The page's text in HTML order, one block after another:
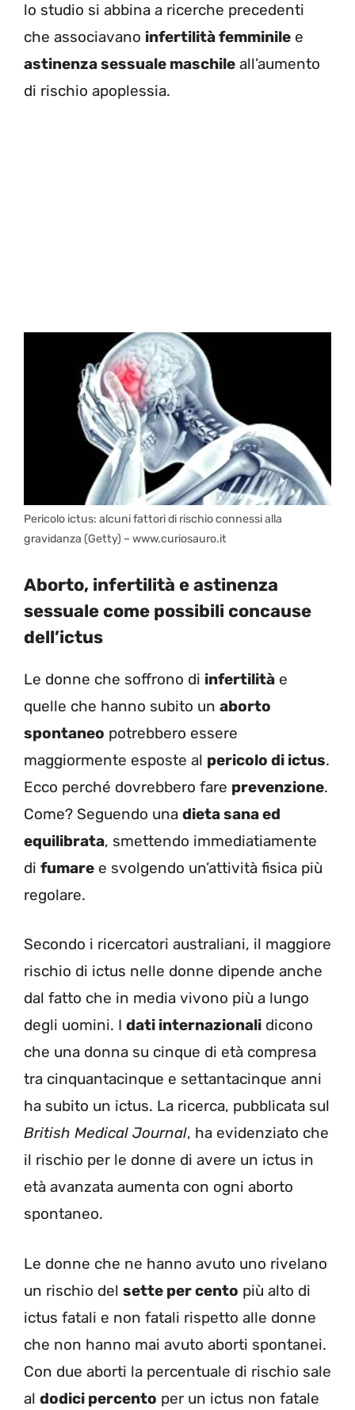
lo studio si abbina a ricerche precedenti
che associavano infertilità femminile e
astinenza sessuale maschile all’aumento
di rischio apoplessia.
Pericolo ictus: alcuni fattori di rischio connessi alla
gravidanza (Getty) – www.curiosauro.it
Aborto, infertilità e astinenza
sessuale come possibili concause
dell’ictus
Le donne che soffrono di infertilità e
quelle che hanno subito un aborto
spontaneo potrebbero essere
maggiormente esposte al pericolo di ictus.
Ecco perché dovrebbero fare prevenzione.
Come? Seguendo una dieta sana ed
equilibrata, smettendo immediatiamente
di fumare e svolgendo un’attività fisica più
regolare.
Secondo i ricercatori australiani, il maggiore
rischio di ictus nelle donne dipende anche
dal fatto che in media vivono più a lungo
degli uomini. I dati internazionali dicono
che una donna su cinque di età compresa
tra cinquantacinque e settantacinque anni
ha subito un ictus. La ricerca, pubblicata sul
British Medical Journal, ha evidenziato che
il rischio per le donne di avere un ictus in
età avanzata aumenta con ogni aborto
spontaneo.
Le donne che ne hanno avuto uno rivelano
un rischio del sette per cento più alto di
ictus fatali e non fatali rispetto alle donne
che non hanno mai avuto aborti spontanei.
Con due aborti la percentuale di rischio sale
al dodici percento per un ictus non fatale